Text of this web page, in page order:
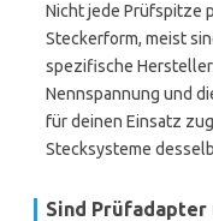
Nicht jede Prüfspitze
Steckerform, meist
spezifische
Nennspannung und
für deinen Einsatz
Stecksysteme
Sind Prüfadapter